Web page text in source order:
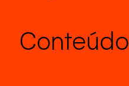
Conteúdo